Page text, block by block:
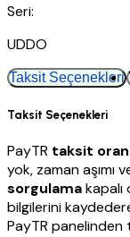
Seri:
UDDO
Taksit Seçenekleri
Taksit Seçenekleri
PayTR taksit
yok, zaman aşımı
sorgulama
bilgilerini
PayTR panelinden